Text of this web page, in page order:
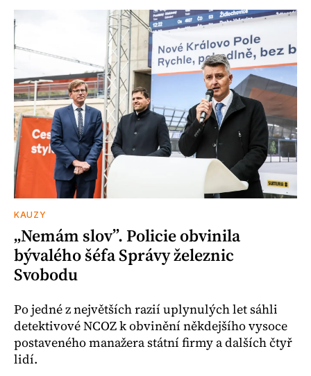
KAUZY
„Nemám slov”. Policie obvinila
bývalého šéfa Správy železnic
Svobodu
Po jedné z největších razií uplynulých let sáhli
detektivové NCOZ k obvinění někdejšího vysoce
postaveného manažera státní firmy a dalších čtyř
lidí.